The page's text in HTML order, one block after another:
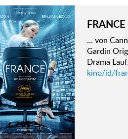
FRANCE
… von
Gardin
Drama
kino/id/